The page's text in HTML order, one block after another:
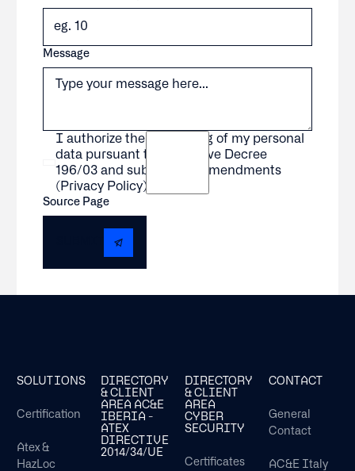
Message
I authorize the processing of my personal
data pursuant to Legislative Decree
196/03 and subsequent amendments
(Privacy Policy).*
Source Page
SOLUTIONS
Certification
Atex &
HazLoc
DIRECTORY
& CLIENT
AREA AC&E
IBERIA -
ATEX
DIRECTIVE
2014/34/UE
DIRECTORY
& CLIENT
AREA
CYBER
SECURITY
Certificates
CONTACT
General
Contact
AC&E Italy